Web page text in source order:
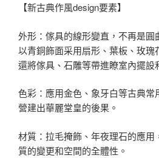
【新古典作風design要素】
外形：傢具的線形變直，不再是圓
以青銅飾面采用扇形、葉板、玫瑰
還將傢具、石雕等帶進瞭室內擺設
色彩：應用金色、象牙白等古典常
營建出華麗堂皇的後果。
材質：拉毛掩飾、年夜理石的應用
質的變更和空間的全體性。